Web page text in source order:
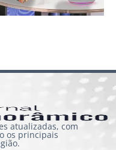
atualizadas, com
os principais